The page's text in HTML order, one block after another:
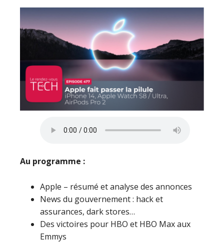
Au programme :
Apple – résumé et analyse des annonces
News du gouvernement : hack et
assurances, dark stores…
Des victoires pour HBO et HBO Max aux
Emmys